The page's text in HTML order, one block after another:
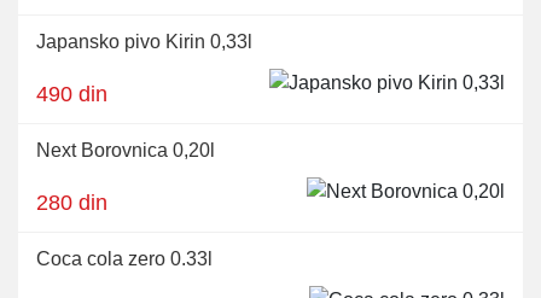
Japansko pivo Kirin 0,33l
490 din
Next Borovnica 0,20l
280 din
Coca cola zero 0.33l